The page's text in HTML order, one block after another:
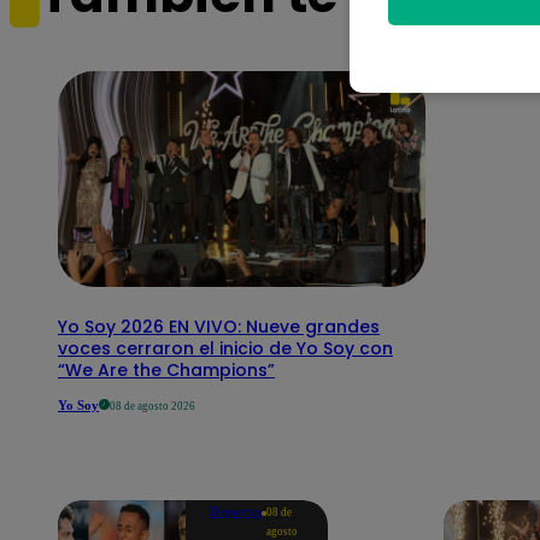
Yo Soy 2026 EN VIVO: Nueve grandes
voces cerraron el inicio de Yo Soy con
“We Are the Champions”
Yo Soy 08 de agosto 2026
Deportes 08 de
agosto